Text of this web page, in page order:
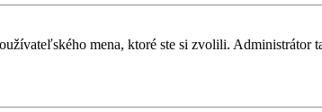
mena, ktoré ste si zvolili.